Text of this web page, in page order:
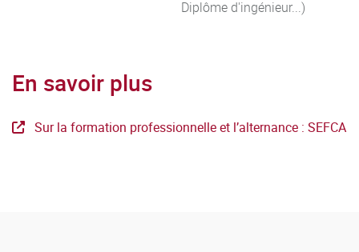
Diplôme d'ingénieur...)
En savoir plus
Sur la formation professionnelle et l’alternance : SEFCA